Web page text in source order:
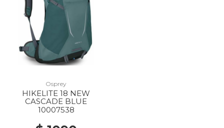
Osprey
HIKELITE 18 NEW
CASCADE BLUE
10007538